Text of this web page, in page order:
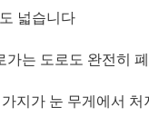
넓습니다
가는 도로도 완전히
지가 눈 무게에서